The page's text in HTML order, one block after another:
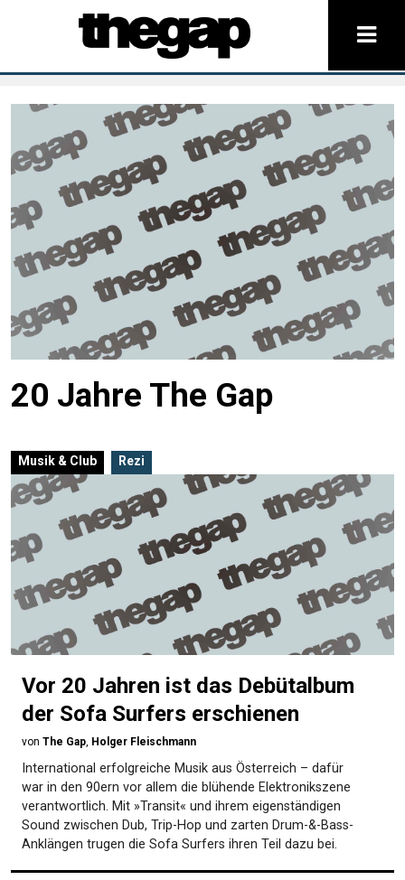
20 Jahre The Gap
Musik & Club Rezi
Vor 20 Jahren ist das Debütalbum
der Sofa Surfers erschienen
von The Gap Holger Fleischmann
International erfolgreiche Musik aus Österreich – dafür
war in den 90ern vor allem die blühende Elektronikszene
verantwortlich. Mit »Transit« und ihrem eigenständigen
Sound zwischen Dub, Trip-Hop und zarten Drum-&-Bass-
Anklängen trugen die Sofa Surfers ihren Teil dazu bei.